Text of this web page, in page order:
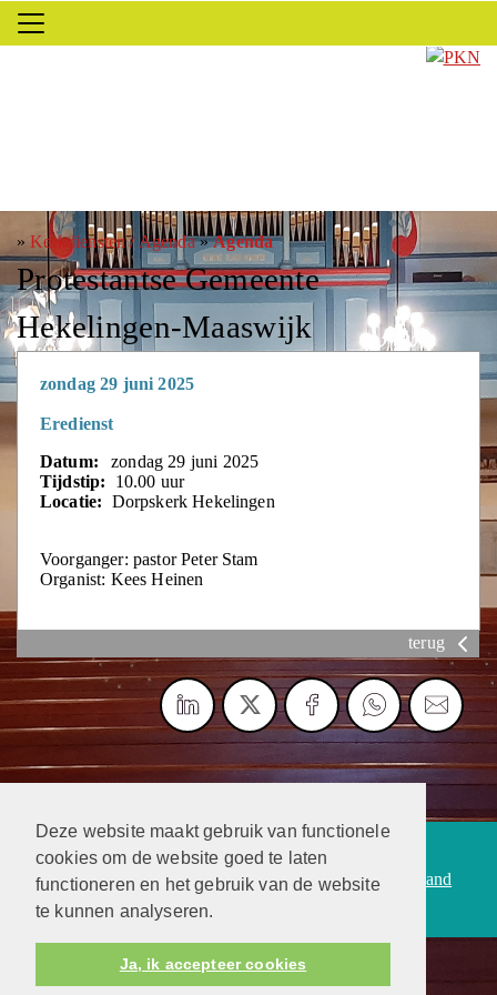
Deze website maakt gebruik van functionele
cookies om de website goed te laten
functioneren en het gebruik van de website
te kunnen analyseren.
Ja, ik accepteer cookies
»Kerkdiensten / Agenda»Agenda
Protestantse Gemeente
Hekelingen-Maaswijk
zondag 29 juni 2025
Eredienst
Datum:
zondag 29 juni 2025
Tijdstip:
10.00 uur
Locatie: Dorpskerk Hekelingen
Voorganger: pastor Peter Stam
Organist: Kees Heinen
terug
Protestantsekerk.net is een samenwerking tussen de
dienstenorganisatie van deProtestantse Kerk in Nederland
enHuman Content Mediaproducties B.V.